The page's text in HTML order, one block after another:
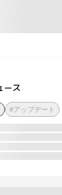
ース
#アップデート